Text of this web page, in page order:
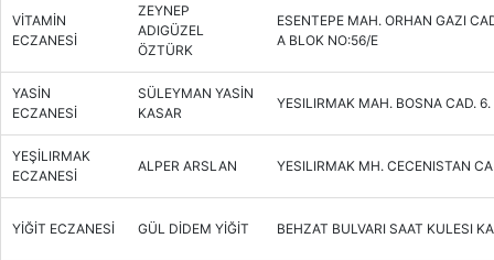
VİTAMİN
ECZANESİ
ZEYNEP
ADIGÜZEL
ÖZTÜRK
ESENTEPE MAH. ORHAN GAZI
A BLOK NO:56/E
YASİN
ECZANESİ
SÜLEYMAN YASİN
KASAR
YESILIRMAK MAH. BOSNA CAD.
YEŞİLIRMAK
ECZANESİ
ALPER ARSLAN YESILIRMAK MH. CECENISTAN
YİĞİT ECZANESİ GÜL DİDEM YİĞİT BEHZAT BULVARI SAAT KULESI